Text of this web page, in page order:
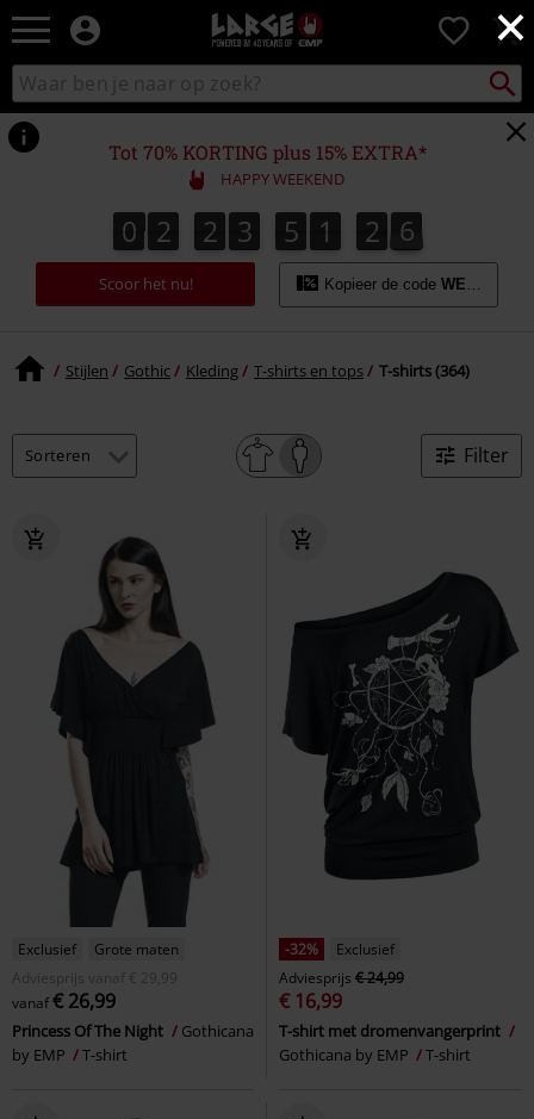
×
Large
–
Muziek-,
en
gaming-
merch
+
alternatieve
kleding
0
Zoek
in
catalogus
zoeken
Tot 70% KORTING plus 15% EXTRA*
HAPPY WEEKEND
0
0 2
2 2
2 3
3 5
5 1
1 2
2
2
2 4
5
4
6
5
Scoor het nu! Kopieer de code WEEKEND
Stijlen Gothic Kleding T-shirts en tops T-shirts (364)
Filter
Exclusief
Grote maten
Adviesprijs
vanaf € 29,99
vanaf€ 26,99
Princess Of The Night
Gothicana
by EMP
T-shirt
-32%
Exclusief
Adviesprijs € 24,99
€ 16,99
T-shirt met dromenvangerprint
Gothicana by EMP
T-shirt